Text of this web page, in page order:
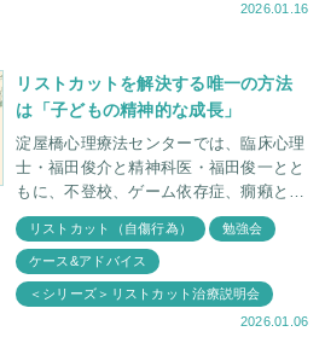
2026.01.16
リストカットを解決する唯一の方法
は「子どもの精神的な成長」
淀屋橋心理療法センターでは、臨床心理
士・福田俊介と精神科医・福田俊一とと
もに、不登校、ゲーム依存症、癇癪とい
ったお子さんのさまざまな症状について
親御さんと学ぶ会を定期的に行っており
ます。 今回は
リストカット（自傷行為） 勉強会
ケース&アドバイス
＜シリーズ＞リストカット治療説明会
2026.01.06